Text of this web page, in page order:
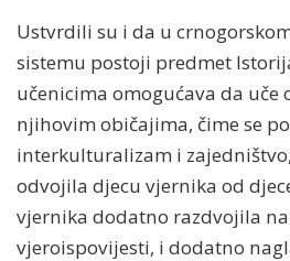
Ustvrdili su i da u
sistemu postoji predmet
učenicima omogućava da uče
njihovim običajima, čime se
interkulturalizam i
odvojila djecu vjernika od
vjernika dodatno razdvojila
vjeroispovijesti, i dodatno